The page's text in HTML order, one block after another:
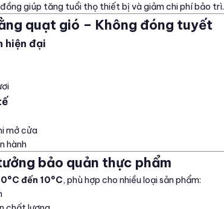
giúp tăng tuổi thọ thiết bị và giảm chi phí bảo trì.
quạt gió – Không đóng tuyết
hiện đại
mở cửa
hành
bảo quản thực phẩm
0°C đến 10°C, phù hợp cho nhiều loại sản phẩm: